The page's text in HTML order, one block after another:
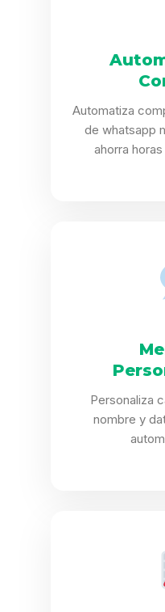
Automatiza
de whatsapp
ahorra
Personaliza
nombre y